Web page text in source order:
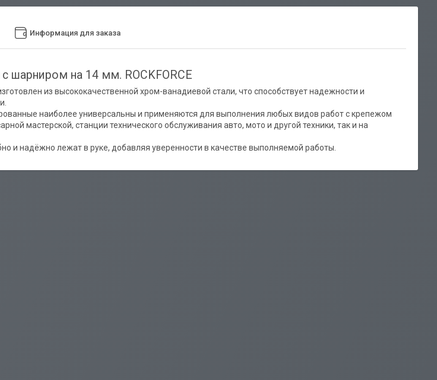
Информация для заказа
на 14 мм. ROCKFORCE
из высококачественной хром-ванадиевой стали, что способствует надежности и
наиболее универсальны и применяются для выполнения любых видов работ с крепежом
мастерской, станции технического обслуживания авто, мото и другой техники, так и на
и надёжно лежат в руке, добавляя уверенности в качестве выполняемой работы.